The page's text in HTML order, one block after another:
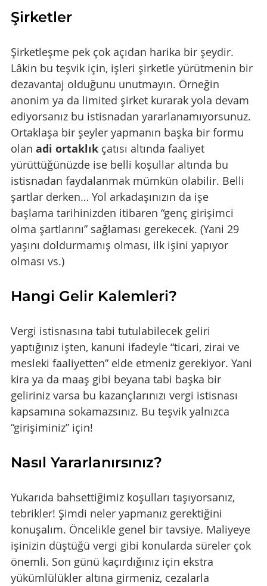
Şirketler
Şirketleşme pek çok açıdan harika bir şeydir.
Lâkin bu teşvik için, işleri şirketle yürütmenin bir
dezavantaj olduğunu unutmayın. Örneğin
anonim ya da limited şirket kurarak yola devam
ediyorsanız bu istisnadan yararlanamıyorsunuz.
Ortaklaşa bir şeyler yapmanın başka bir formu
olan adi ortaklık çatısı altında faaliyet
yürüttüğünüzde ise belli koşullar altında bu
istisnadan faydalanmak mümkün olabilir. Belli
şartlar derken… Yol arkadaşınızın da işe
başlama tarihinizden itibaren “genç girişimci
olma şartlarını” sağlaması gerekecek. (Yani 29
yaşını doldurmamış olması, ilk işini yapıyor
olması vs.)
Hangi Gelir Kalemleri?
Vergi istisnasına tabi tutulabilecek geliri
yaptığınız işten, kanuni ifadeyle “ticari, zirai ve
mesleki faaliyetten” elde etmeniz gerekiyor. Yani
kira ya da maaş gibi beyana tabi başka bir
geliriniz varsa bu kazançlarınızı vergi istisnası
kapsamına sokamazsınız. Bu teşvik yalnızca
“girişiminiz” için!
Nasıl Yararlanırsınız?
Yukarıda bahsettiğimiz koşulları taşıyorsanız,
tebrikler! Şimdi neler yapmanız gerektiğini
konuşalım. Öncelikle genel bir tavsiye. Maliyeye
işinizin düştüğü vergi gibi konularda süreler çok
önemli. Son günü kaçırdığınız için ekstra
yükümlülükler altına girmeniz, cezalarla